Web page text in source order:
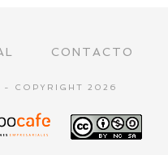
CONTACTO
- COPYRIGHT 2026